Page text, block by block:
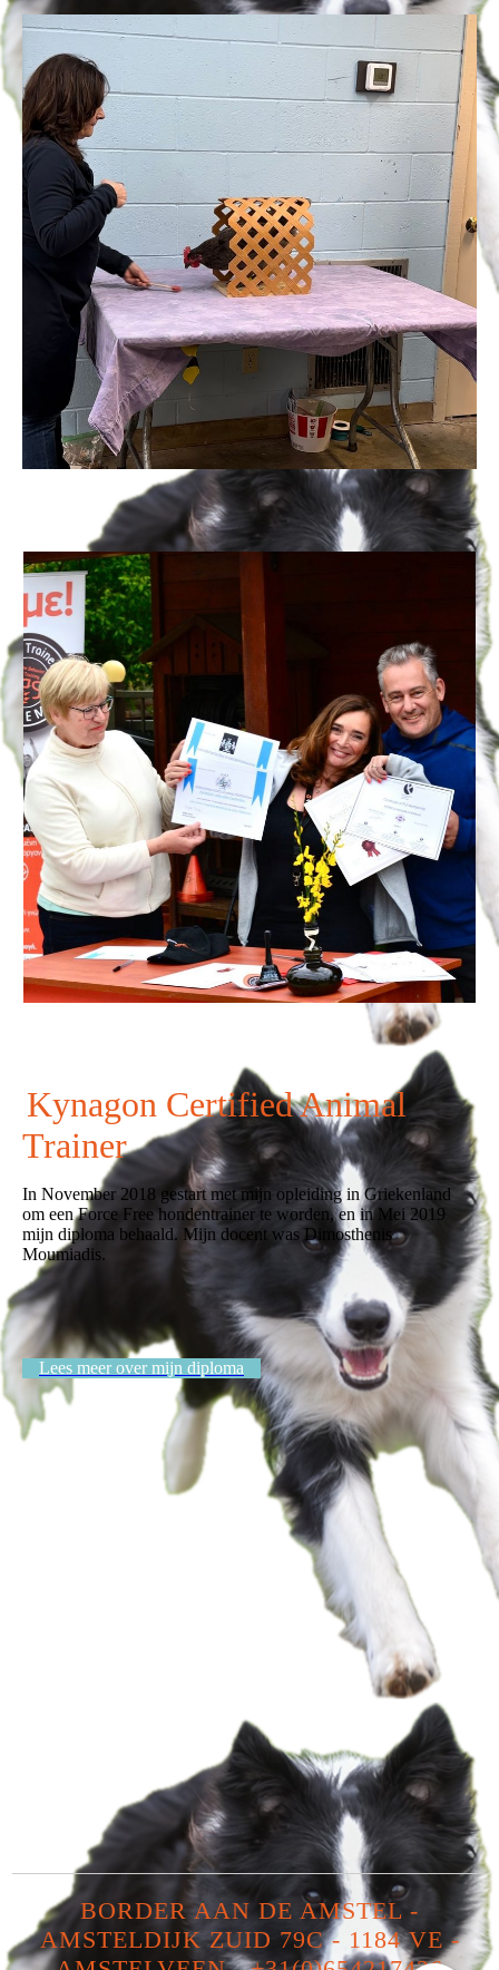
Kynagon Certified Animal
Trainer
In November 2018 gestart met mijn opleiding in Griekenland
om een Force Free hondentrainer te worden, en in Mei 2019
mijn diploma behaald. Mijn docent was Dimosthenis
Moumiadis.
Lees meer over mijn diploma
BORDER AAN DE AMSTEL -
AMSTELDIJK ZUID 79C - 1184 VE -